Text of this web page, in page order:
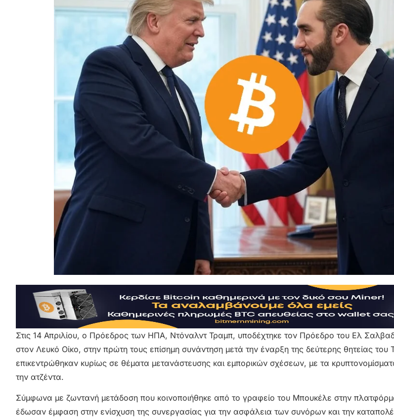
Στις 14 Απριλίου, ο Πρόεδρος των ΗΠΑ, Ντόναλντ Τραμπ, υποδέχτηκε τον Πρόεδρο του Ελ
στον Λευκό Οίκο, στην πρώτη τους επίσημη συνάντηση μετά την έναρξη της δεύτερης θητείας του
επικεντρώθηκαν κυρίως σε θέματα μετανάστευσης και εμπορικών σχέσεων, με τα
την ατζέντα.
Σύμφωνα με ζωντανή μετάδοση που κοινοποιήθηκε από το γραφείο του Μπουκέλε στην
έδωσαν έμφαση στην ενίσχυση της συνεργασίας για την ασφάλεια των συνόρων και την